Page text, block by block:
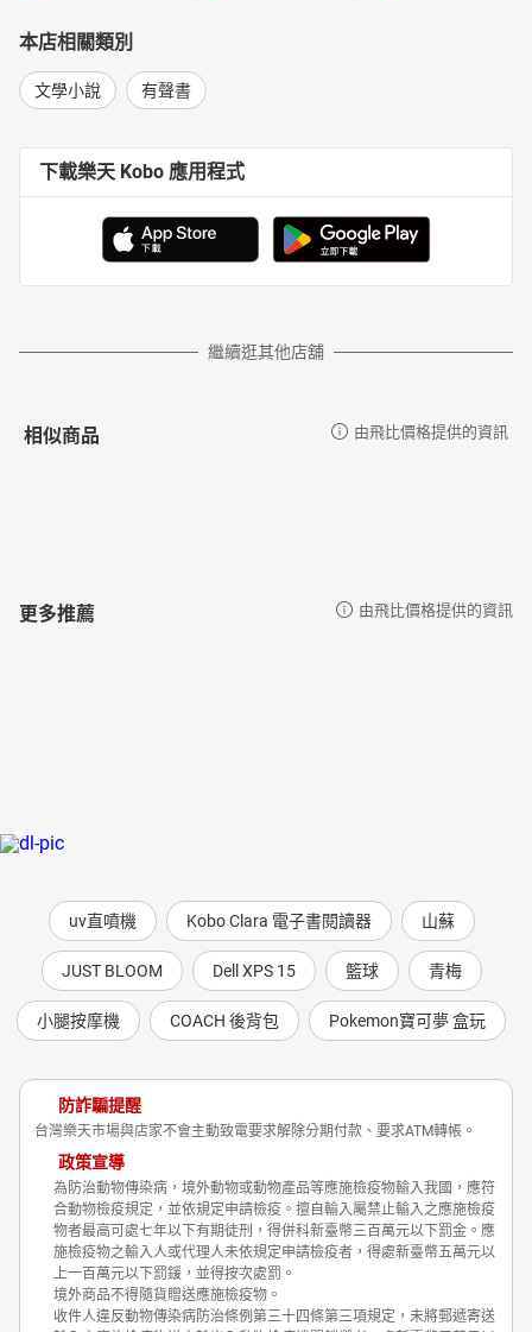
本店相關類別
文學小說 有聲書
下載樂天 Kobo 應用程式
繼續逛其他店舖
相似商品 由飛比價格提供的資訊
更多推薦 由飛比價格提供的資訊
uv直噴機 Kobo Clara 電子書閱讀器 山蘇
JUST BLOOM Dell XPS 15 籃球 青梅
小腿按摩機 COACH 後背包 Pokemon寶可夢 盒玩
防詐騙提醒
台灣樂天市場與店家不會主動致電要求解除分期付款、要求ATM轉帳。
政策宣導
為防治動物傳染病，境外動物或動物產品等應施檢疫物輸入我國，應符
合動物檢疫規定，並依規定申請檢疫。擅自輸入屬禁止輸入之應施檢疫
物者最高可處七年以下有期徒刑，得併科新臺幣三百萬元以下罰金。應
施檢疫物之輸入人或代理人未依規定申請檢疫者，得處新臺幣五萬元以
上一百萬元以下罰鍰，並得按次處罰。
境外商品不得隨貨贈送應施檢疫物。
收件人違反動物傳染病防治條例第三十四條第三項規定，未將郵遞寄送